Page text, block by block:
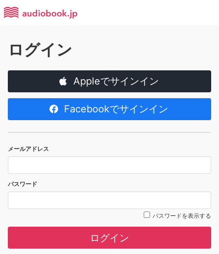
ログイン
Appleでサインイン
Facebookでサインイン
メールアドレス
パスワード
パスワードを表示する
ログイン